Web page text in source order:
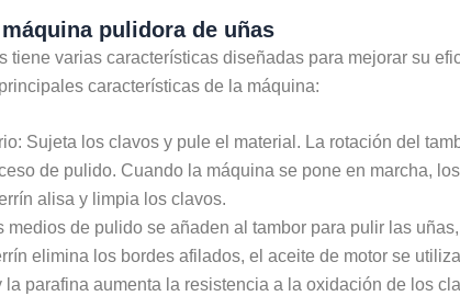
pulidora de uñas
tiene varias características diseñadas para mejorar su
características de la máquina:
Sujeta los clavos y pule el material. La rotación del
de pulido. Cuando la máquina se pone en marcha,
alisa y limpia los clavos.
medios de pulido se añaden al tambor para pulir las
elimina los bordes afilados, el aceite de motor se
la parafina aumenta la resistencia a la oxidación de los